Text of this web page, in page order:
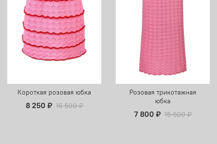
Короткая розовая юбка
8 250 ₽ 16 500 ₽
Розовая трикотажная
юбка
7 800 ₽ 15 600 ₽